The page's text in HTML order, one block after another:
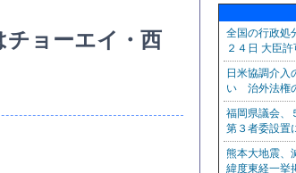
ョーエイ・西